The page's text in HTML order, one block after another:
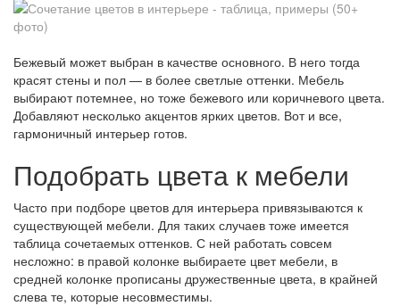
Бежевый может выбран в качестве основного. В него тогда
красят стены и пол — в более светлые оттенки. Мебель
выбирают потемнее, но тоже бежевого или коричневого цвета.
Добавляют несколько акцентов ярких цветов. Вот и все,
гармоничный интерьер готов.
Подобрать цвета к мебели
Часто при подборе цветов для интерьера привязываются к
существующей мебели. Для таких случаев тоже имеется
таблица сочетаемых оттенков. С ней работать совсем
несложно: в правой колонке выбираете цвет мебели, в
средней колонке прописаны дружественные цвета, в крайней
слева те, которые несовместимы.